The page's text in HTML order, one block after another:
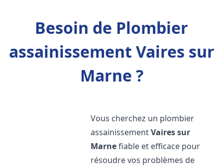
Besoin de Plombier
assainissement Vaires sur
Marne ?
Vous cherchez un plombier
assainissementVaires sur
Marnefiable et efficace pour
résoudre vos problèmes de